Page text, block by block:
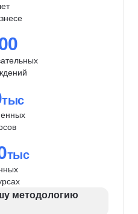
тыс
тыс
методологию